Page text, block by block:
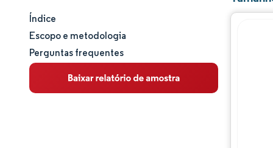
Tamanho e participação de mercado
Análise de mercado
Tendências e insights
Índice
Escopo e metodologia
Perguntas frequentes